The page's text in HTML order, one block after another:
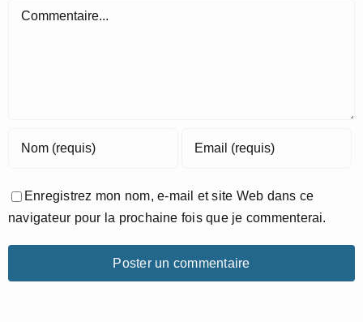
Commentaire
Enregistrez mon nom, e-mail et site Web dans ce
navigateur pour la prochaine fois que je commenterai.